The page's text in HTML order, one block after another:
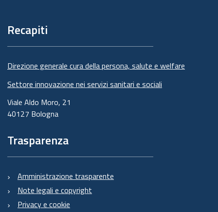
pagina
Recapiti
Direzione generale cura della persona, salute e welfare
Settore innovazione nei servizi sanitari e sociali
Viale Aldo Moro, 21
40127 Bologna
Trasparenza
Amministrazione trasparente
Note legali e copyright
Privacy e cookie